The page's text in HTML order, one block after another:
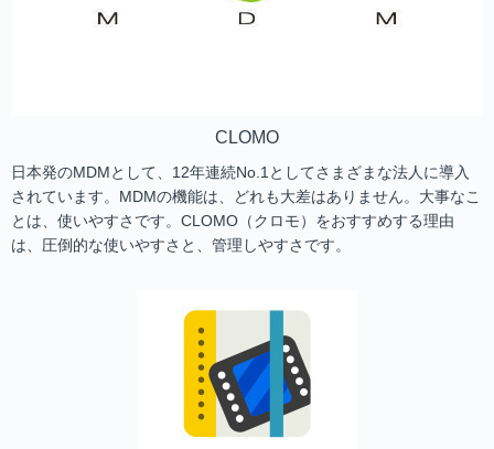
CLOMO
日本発のMDMとして、12年連続No.1としてさまざまな法人に導入
されています。MDMの機能は、どれも大差はありません。大事なこ
とは、使いやすさです。CLOMO（クロモ）をおすすめする理由
は、圧倒的な使いやすさと、管理しやすさです。